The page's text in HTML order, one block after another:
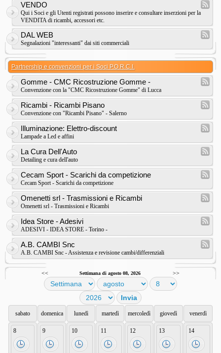
VENDO
Qui i Soci e gli Utenti registrati possono inserire e consultare inserzioni per la
VENDITA di ricambi, accessori etc.
DAL WEB
Segnalazioni "interessanti" dai siti commerciali
Partnership e convenzioni per i Soci P.O.R.C.I.
Gomme - CMC Ricostruzione Gomme -
Convenzione con la "CMC Ricostruzione Gomme" di Lucca
Ricambi - Ricambi Pisano
Convenzione con "Ricambi Pisano" - Salerno
Illuminazione: Elettro-discount
Lampade a Led e affini
La Cura Dell'Auto
Detailing e cura dell'auto
Cecam Sport - Scarichi da competizione
Cecam Sport - Scarichi da competizione
Omenetti srl - Trasmissioni e Ricambi
Omenetti srl - Trasmissioni e Ricambi
Idea Store - Adesivi
ADESIVI - IDEA STORE - Torino -
A.B. CAMBI Snc
A.B. CAMBI Snc - Assistenza e revisione cambi/differenziali
<< Settimana di agosto 08, 2026 >>
sabato domenica lunedì martedì mercoledì giovedì venerdì
8 9 10 11 12 13 14